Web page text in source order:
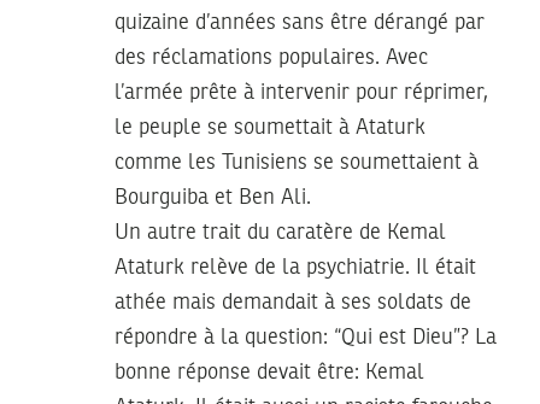
quizaine d’années sans être dérangé par
des réclamations populaires. Avec
l’armée prête à intervenir pour réprimer,
le peuple se soumettait à Ataturk
comme les Tunisiens se soumettaient à
Bourguiba et Ben Ali.
Un autre trait du caratère de Kemal
Ataturk relève de la psychiatrie. Il était
athée mais demandait à ses soldats de
répondre à la question: “Qui est Dieu”? La
bonne réponse devait être: Kemal